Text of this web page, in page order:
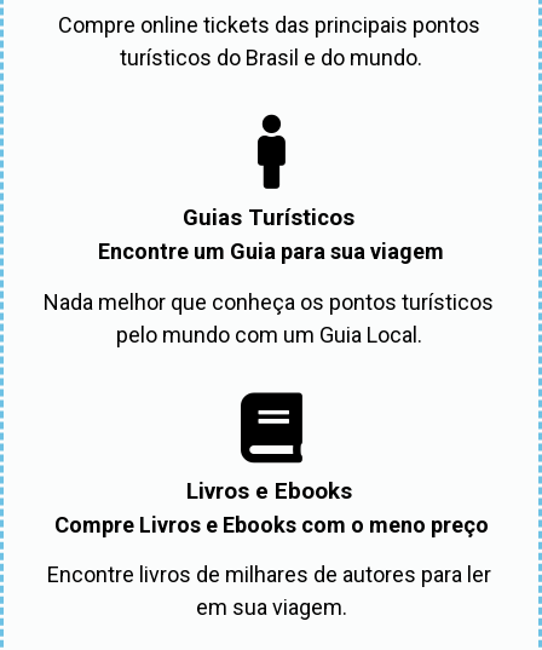
Compre online tickets das principais pontos
turísticos do Brasil e do mundo.
Guias Turísticos
Encontre um Guia para sua viagem
Nada melhor que conheça os pontos turísticos
pelo mundo com um Guia Local.
Livros e Ebooks
Compre Livros e Ebooks com o meno preço
Encontre livros de milhares de autores para ler
em sua viagem.